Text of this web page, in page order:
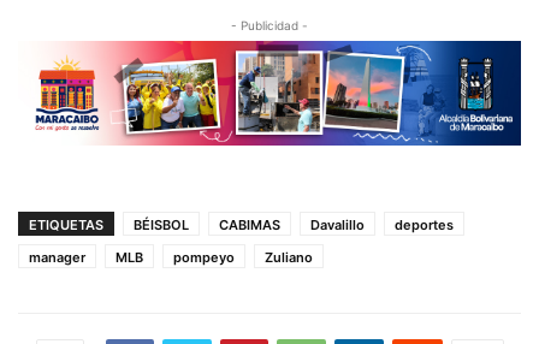
- Publicidad -
ETIQUETAS BÉISBOL CABIMAS Davalillo
deportes
manager
MLB pompeyo Zuliano